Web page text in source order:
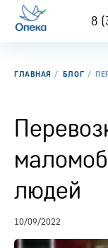
8
ГЛАВНАЯ БЛОГ
людей
10/09/2022